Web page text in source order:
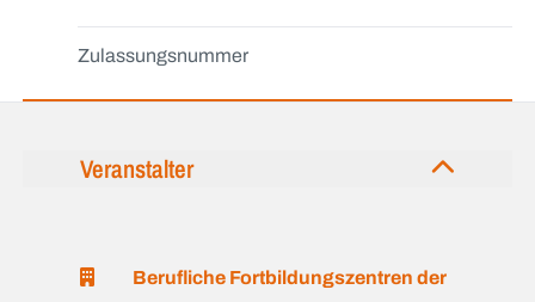
Zulassungsnummer
Veranstalter
Berufliche Fortbildungszentren der